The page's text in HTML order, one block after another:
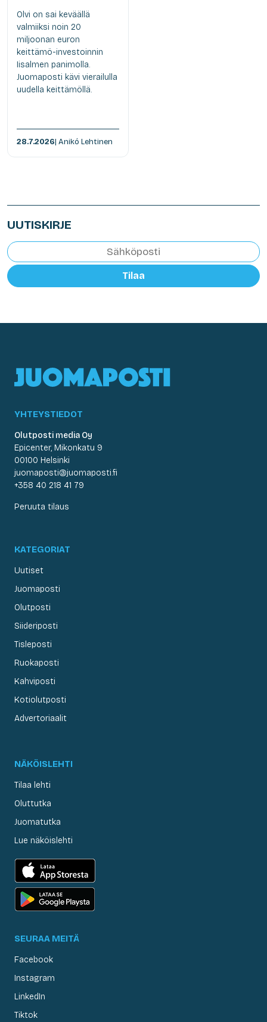
Olvi on sai keväällä
valmiiksi noin 20
miljoonan euron
keittämö-investoinnin
Iisalmen panimolla.
Juomaposti kävi vierailulla
uudella keittämöllä.
28.7.2026| Anikó Lehtinen
UUTISKIRJE
Tilaa
YHTEYSTIEDOT
Olutposti media Oy
Epicenter, Mikonkatu 9
00100 Helsinki
juomaposti@juomaposti.fi
+358 40 218 41 79
Peruuta tilaus
KATEGORIAT
Uutiset
Juomaposti
Olutposti
Siideriposti
Tisleposti
Ruokaposti
Kahviposti
Kotiolutposti
Advertoriaalit
NÄKÖISLEHTI
Tilaa lehti
Oluttutka
Juomatutka
Lue näköislehti
SEURAA MEITÄ
Facebook
Instagram
LinkedIn
Tiktok